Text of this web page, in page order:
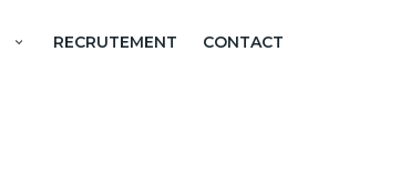
RECRUTEMENT CONTACT